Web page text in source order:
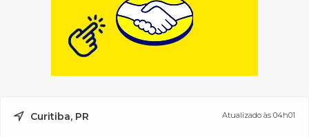
Curitiba, PR Atualizado às 04h01